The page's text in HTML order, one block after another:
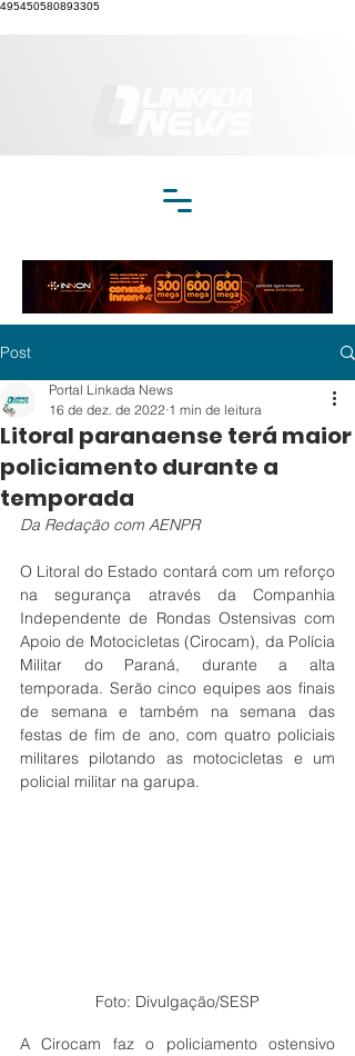
495450580893305
Post
Litoral paranaense terá maior
policiamento durante a
temporada
Portal Linkada News
16 de dez. de 2022 1 min de leitura
Da Redação com AENPR
O Litoral do Estado contará com um reforço
na segurança através da Companhia
Independente de Rondas Ostensivas com
Apoio de Motocicletas (Cirocam), da Polícia
Militar do Paraná, durante a alta
temporada. Serão cinco equipes aos finais
de semana e também na semana das
festas de fim de ano, com quatro policiais
militares pilotando as motocicletas e um
policial militar na garupa.
Foto: Divulgação/SESP
A Cirocam faz o policiamento ostensivo